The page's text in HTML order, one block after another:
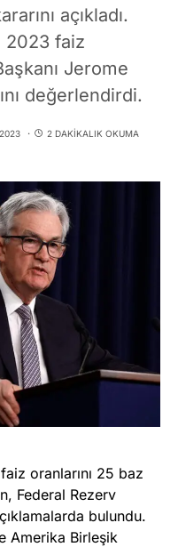
açıkladı.
2023 faiz
Jerome
değerlendirdi.
2 DAKIKALIK OKUMA
oranlarını 25 baz
Federal Rezerv
bulundu.
Amerika Birleşik